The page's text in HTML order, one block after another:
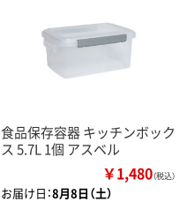
食品保存容器 キッチンボック
ス 5.7L 1個 アスベル
￥1,480（税込）
お届け日：8月8日（土）